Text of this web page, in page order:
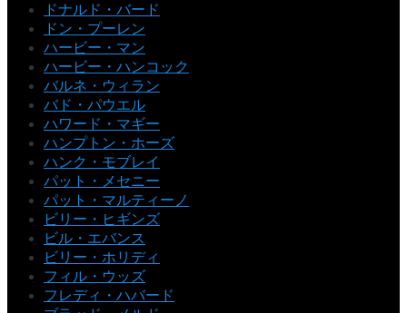
ドナルド・バード
ドン・プーレン
ハービー・マン
ハービー・ハンコック
バルネ・ウィラン
バド・パウエル
ハワード・マギー
ハンプトン・ホーズ
ハンク・モブレイ
パット・メセニー
パット・マルティーノ
ビリー・ヒギンズ
ビル・エバンス
ビリー・ホリディ
フィル・ウッズ
フレディ・ハバード